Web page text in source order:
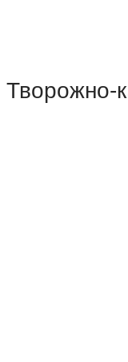
Творожно-